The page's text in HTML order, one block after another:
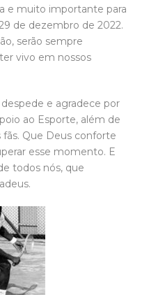
e muito importante para
de dezembro de 2022.
serão sempre
vivo em nossos
e agradece por
ao Esporte, além de
Que Deus conforte
esse momento. E
todos nós, que